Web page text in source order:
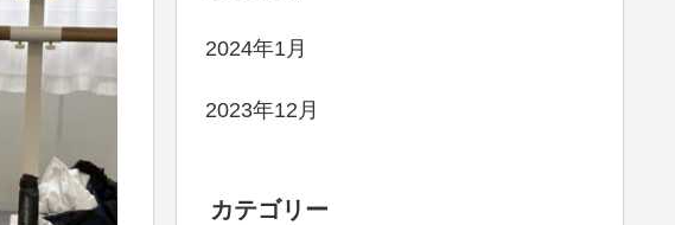
2024年1月
2023年12月
カテゴリー